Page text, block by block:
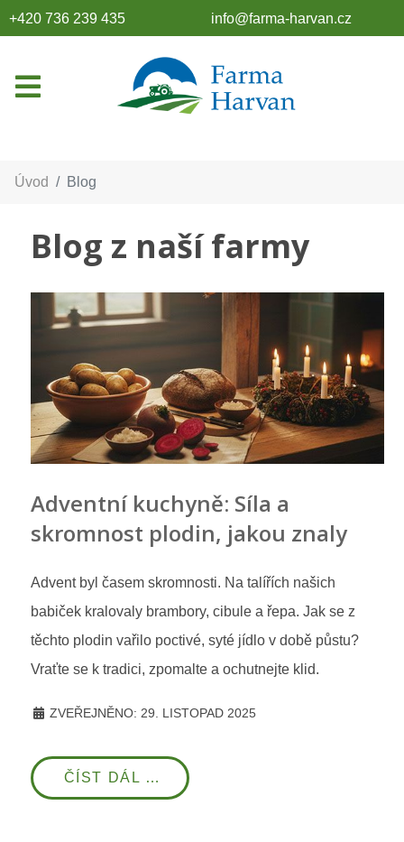
+420 736 239 435 info@farma-harvan.cz
Úvod Blog
Blog z naší farmy
Adventní kuchyně: Síla a
skromnost plodin, jakou znaly
Advent byl časem skromnosti. Na talířích našich
babiček kralovaly brambory, cibule a řepa. Jak se z
těchto plodin vařilo poctivé, syté jídlo v době půstu?
Vraťte se k tradici, zpomalte a ochutnejte klid.
ZVEŘEJNĚNO: 29. LISTOPAD 2025
ČÍST DÁL …